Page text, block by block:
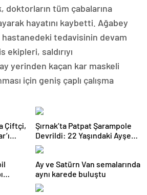
doktorların tüm çabalarına
hayatını kaybetti. Ağabey
hastanedeki tedavisinin devam
saldırıyı
yerinden kaçan kar maskeli
için geniş çaplı çalışma
Çiftçi,
Şırnak’ta Patpat Şarampole
Devrildi: 22 Yaşındaki Ayşe
Ece Hayatını Kaybetti, 3 Yaralı
1
Ay ve Satürn Van semalarında
aynı karede buluştu